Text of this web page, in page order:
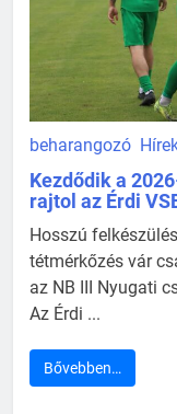
beharangozó
Kezdődik a
rajtol az Érdi
Hosszú
tétmérkőzés vár
az NB III Nyugati
Az Érdi ...
Bővebben…